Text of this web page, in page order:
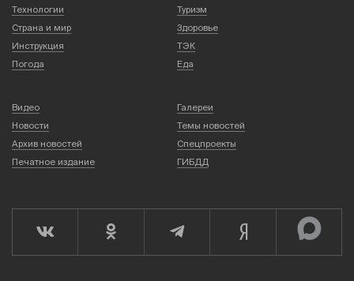
Технологии
Туризм
Страна и мир
Здоровье
Инструкция
ТЭК
Погода
Еда
Видео
Галереи
Новости
Темы новостей
Архив новостей
Спецпроекты
Печатное издание
ГИБДД